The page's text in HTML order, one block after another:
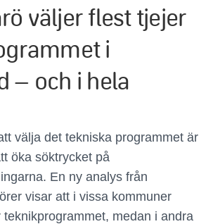
väljer flest tjejer
i
– och i hela
välja det tekniska programmet är
öka söktrycket på
En ny analys från
visar att i vissa kommuner
medan i andra